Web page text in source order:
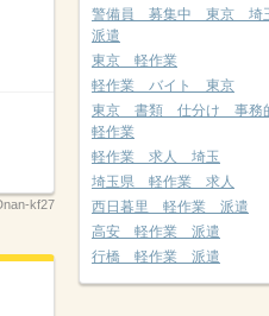
kf27
警備員 募集中 東京 埼
派遣
東京 軽作業
軽作業 バイト 東京
東京 書類 仕分け 事務
軽作業
軽作業 求人 埼玉
埼玉県 軽作業 求人
西日暮里 軽作業 派遣
高安 軽作業 派遣
行橋 軽作業 派遣